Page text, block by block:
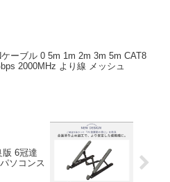
ケーブル 0 5m 1m 2m 3m 5m CAT8
2000MHz より線 メッシュ
版 6冠達
ソコンス